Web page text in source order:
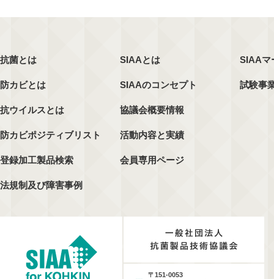
抗菌とは
防カビとは
抗ウイルスとは
防カビポジティブリスト
登録加工製品検索
法規制及び障害事例
SIAAとは
SIAAのコンセプト
協議会概要情報
活動内容と実績
会員専用ページ
SIAAマ
試験事
〒151-0053